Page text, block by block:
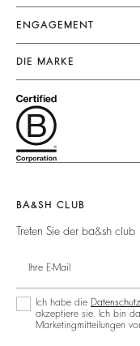
FAQ
Rücksendungen
Grössentabelle
Nutzungsbedingungen
Rechtliche Hinweise
Accessibility
Kleider
Jumpsuits
Tops & Hemden
Jacken & Mäntel
Pullover & Strickjacken
Rückenfrei
ENGAGEMENT
Nachhaltige Sammlung
Our Actions
Partners
Circularity
Operations
DIE MARKE
Barbara & Sharon
125 Et Après
Neue Kollektion
BA&SH CLUB
Treten Sie der ba&sh club
Ich habe die
akzeptiere sie. Ich bin
Marketingmitteilungen